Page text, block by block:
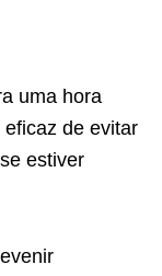
uma hora
de evitar
estiver